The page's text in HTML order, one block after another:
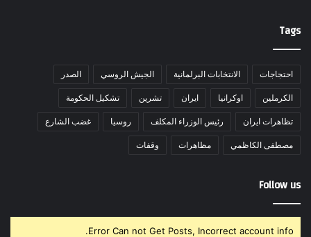
Tags
احتجاجات الانتخابات البرلمانية الجيش الروسي الصدر
الكرملين اوكرانيا ايران تشرين تشكيل الحكومة
تظاهرات ايران رئيس الوزراء المكلف روسيا غضب الشارع
مصطفى الكاظمي مظاهرات وقفات
Follow us
Error Can not Get Posts, Incorrect account info.